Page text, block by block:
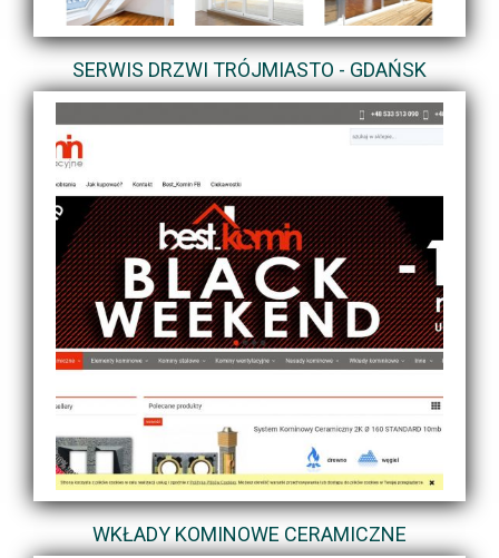
SERWIS DRZWI TRÓJMIASTO - GDAŃSK
WKŁADY KOMINOWE CERAMICZNE